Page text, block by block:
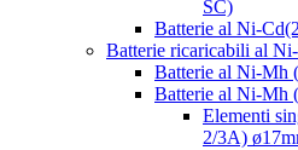
SC)
Batterie al Ni-
Batterie ricaricabili al
Batterie al Ni-Mh
Batterie al Ni-Mh
Elementi
2/3A)